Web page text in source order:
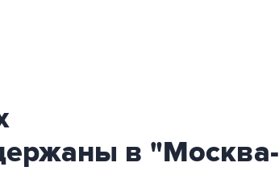
в "Москва-